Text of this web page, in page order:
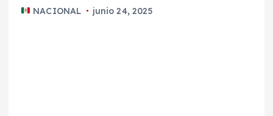
NACIONAL junio 24, 2025